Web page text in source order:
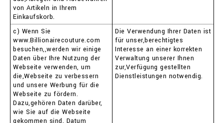
von Artikeln in Ihrem
Einkaufskorb.
c) Wenn Sie
www.Billionairecouture.com
besuchen,,werden wir einige
Daten über Ihre Nutzung der
Webseite verwenden, um
die,Webseite zu verbessern
und unsere Werbung für die
Webseite zu fördern.
Dazu,gehören Daten darüber,
wie Sie auf die Webseite
gekommen sind, Datum
Die Verwendung Ihrer Daten ist
für unser,berechtigtes
Interesse an einer korrekten
Verwaltung unserer Ihnen
zur,Verfügung gestellten
Dienstleistungen notwendig.